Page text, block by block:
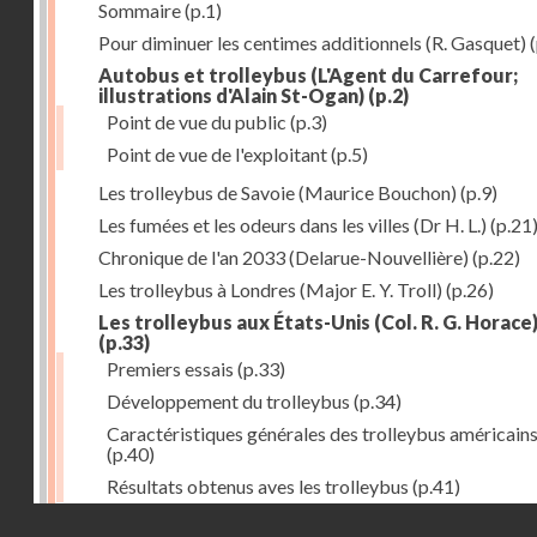
Sommaire(p.1)
Pour diminuer les centimes additionnels (R. Gasquet)
Autobus et trolleybus (L'Agent du Carrefour;
illustrations d'Alain St-Ogan) (p.2)
Point de vue du public (p.3)
Point de vue de l'exploitant(p.5)
Les trolleybus de Savoie (Maurice Bouchon) (p.9)
Les fumées et les odeurs dans les villes (Dr H. L.) (p.21)
Chronique de l'an 2033 (Delarue-Nouvellière) (p.22)
Les trolleybus à Londres (Major E. Y. Troll) (p.26)
Les trolleybus aux États-Unis (Col. R. G. Horace)
(p.33)
Premiers essais (p.33)
Développement du trolleybus (p.34)
Caractéristiques générales des trolleybus américains
(p.40)
Résultats obtenus aves les trolleybus (p.41)